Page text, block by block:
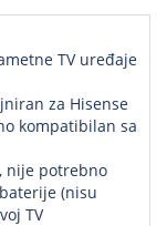
TV uređaje
za Hisense
kompatibilan sa
nije potrebno
(nisu
TV